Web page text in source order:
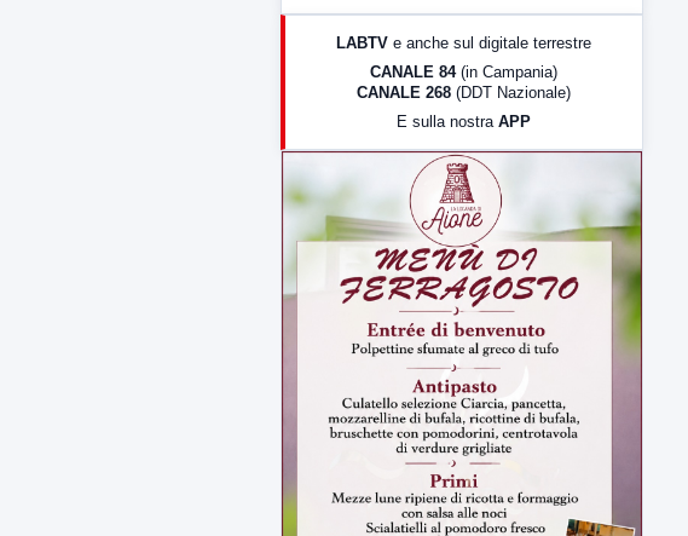
LabNews (Diretta)
LabNews (replica)
LABTV e anche sul digitale terrestre
CANALE 84 (in Campania)
CANALE 268 (DDT Nazionale)
E sulla nostra APP